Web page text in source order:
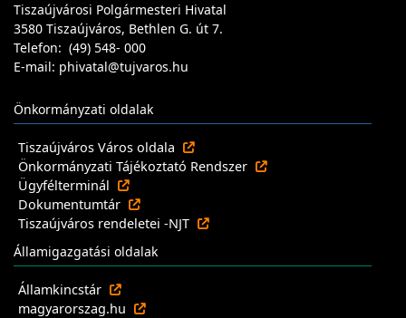
Tiszaújvárosi Polgármesteri Hivatal
3580 Tiszaújváros, Bethlen G. út 7.
Telefon: (49) 548- 000
E-mail: phivatal@tujvaros.hu
Önkormányzati oldalak
Tiszaújváros Város oldala
Önkormányzati Tájékoztató Rendszer
Ügyfélterminál
Dokumentumtár
Tiszaújváros rendeletei -NJT
Államigazgatási oldalak
Államkincstár
magyarorszag.hu